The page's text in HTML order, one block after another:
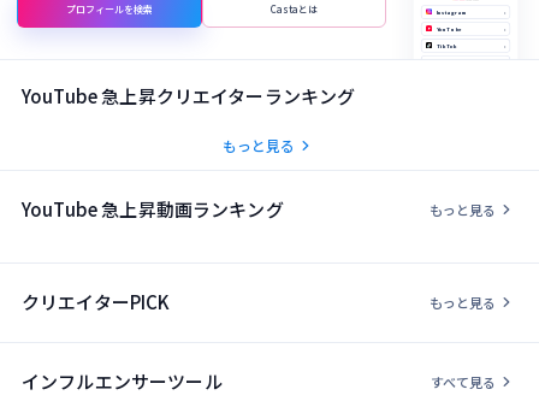
プロフィールを検索 Castaとは Instagram ›
YouTube ›
TikTok ›
YouTube 急上昇クリエイターランキング
もっと見る chevron_right
YouTube 急上昇動画ランキング もっと見る chevron_right
クリエイターPICK もっと見る chevron_right
インフルエンサーツール すべて見る chevron_right